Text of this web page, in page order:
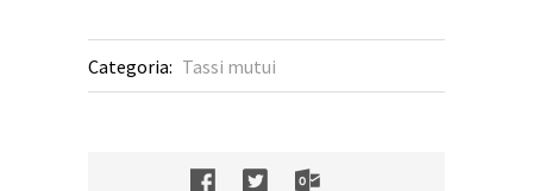
Categoria: Tassi mutui